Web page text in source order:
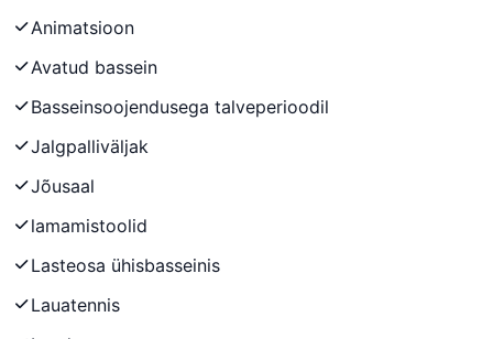
Animatsioon
Avatud bassein
Basseinsoojendusega talveperioodil
Jalgpalliväljak
Jõusaal
lamamistoolid
Lasteosa ühisbasseinis
Lauatennis